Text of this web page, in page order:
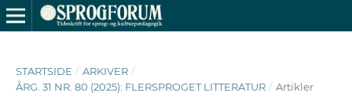
STARTSIDE / ARKIVER /
ÅRG. 31 NR. 80 (2025): FLERSPROGET LITTERATUR / Artikler